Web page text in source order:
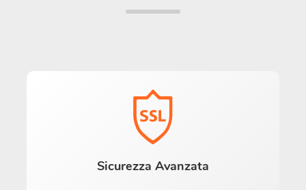
Sicurezza Avanzata